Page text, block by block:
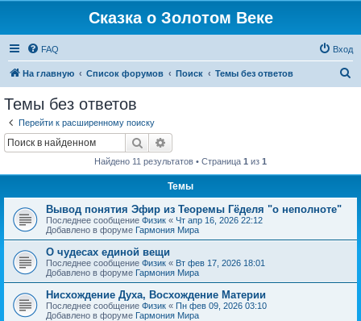
Сказка о Золотом Веке
FAQ Вход
На главную Список форумов Поиск Темы без ответов
Темы без ответов
Перейти к расширенному поиску
Поиск
Найдено 11 результатов • Страница 1 из 1
Темы
Вывод понятия Эфир из Теоремы Гёделя "о неполноте"
Последнее сообщение Физик « Чт апр 16, 2026 22:12
Добавлено в форуме Гармония Мира
О чудесах единой вещи
Последнее сообщение Физик « Вт фев 17, 2026 18:01
Добавлено в форуме Гармония Мира
Нисхождение Духа, Восхождение Материи
Последнее сообщение Физик « Пн фев 09, 2026 03:10
Добавлено в форуме Гармония Мира